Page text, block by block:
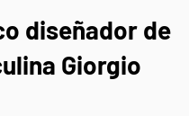
diseñador de
Giorgio